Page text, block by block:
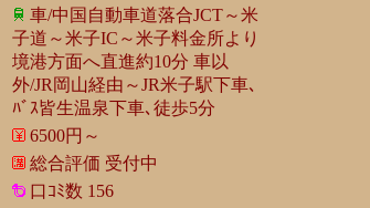
車/中国自動車道落合JCT～米
子道～米子IC～米子料金所より
境港方面へ直進約10分 車以
外/JR岡山経由～JR米子駅下車､
ﾊﾞｽ皆生温泉下車､徒歩5分
6500円～
総合評価 受付中
口ｺﾐ数 156